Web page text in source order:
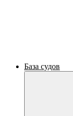
База судов